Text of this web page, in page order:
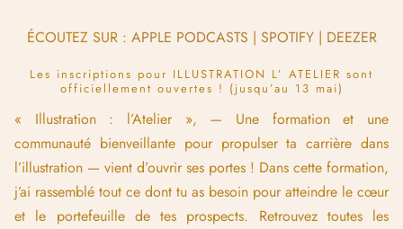
ÉCOUTEZ SUR : APPLE PODCASTS | SPOTIFY| DEEZER
Les inscriptions pour ILLUSTRATION L’ ATELIER sont
officiellement ouvertes ! (jusqu’au 13 mai)
« Illustration : l’Atelier », — Une formation et une
communauté bienveillante pour propulser ta carrière dans
l’illustration — vient d’ouvrir ses portes ! Dans cette formation,
j’ai rassemblé tout ce dont tu as besoin pour atteindre le cœur
et le portefeuille de tes prospects. Retrouvez toutes les